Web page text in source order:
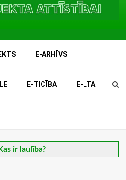
E-ARHĪVS
E-TICĪBA E-LTA
ir laulība?